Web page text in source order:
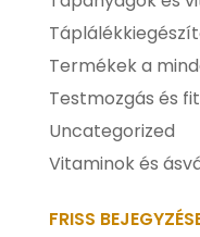
Termékek a
Testmozgás és
Uncategorized
Vitaminok és
FRISS